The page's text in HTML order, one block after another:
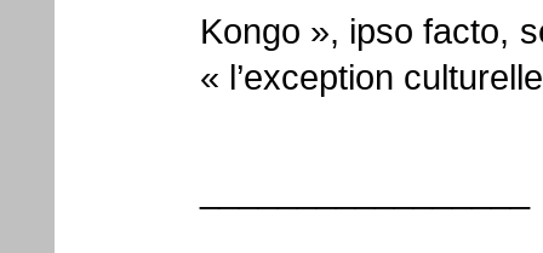
Kongo », ipso facto,
« l’exception